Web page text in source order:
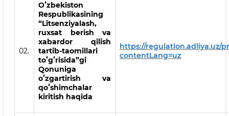
02.
Oʻzbekiston
Respublikasining
“Litsenziyalash,
ruxsat berish va
xabardor qilish
tartib-taomillari
toʻgʻrisida”gi
Qonuniga
oʻzgartirish va
qoʻshimchalar
kiritish haqida
https://regulation.adliya.uz/
contentLang=uz